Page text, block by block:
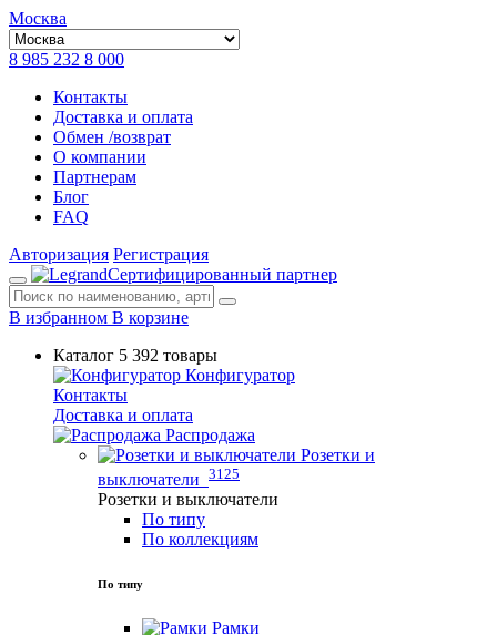
Москва
8 985 232 8 000
Контакты
Доставка и оплата
Обмен /возврат
О компании
Партнерам
Блог
FAQ
Авторизация Регистрация
Сертифицированный партнер
В избранном В корзине
Каталог 5 392 товары
Конфигуратор
Контакты
Доставка и оплата
Распродажа
Розетки и
выключатели 3125
Розетки и выключатели
По типу
По коллекциям
По типу
Рамки